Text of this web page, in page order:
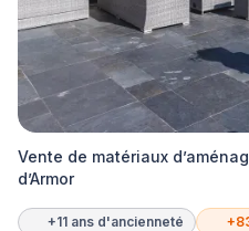
Vente de matériaux
d’Armor
+11 ans d'ancienneté